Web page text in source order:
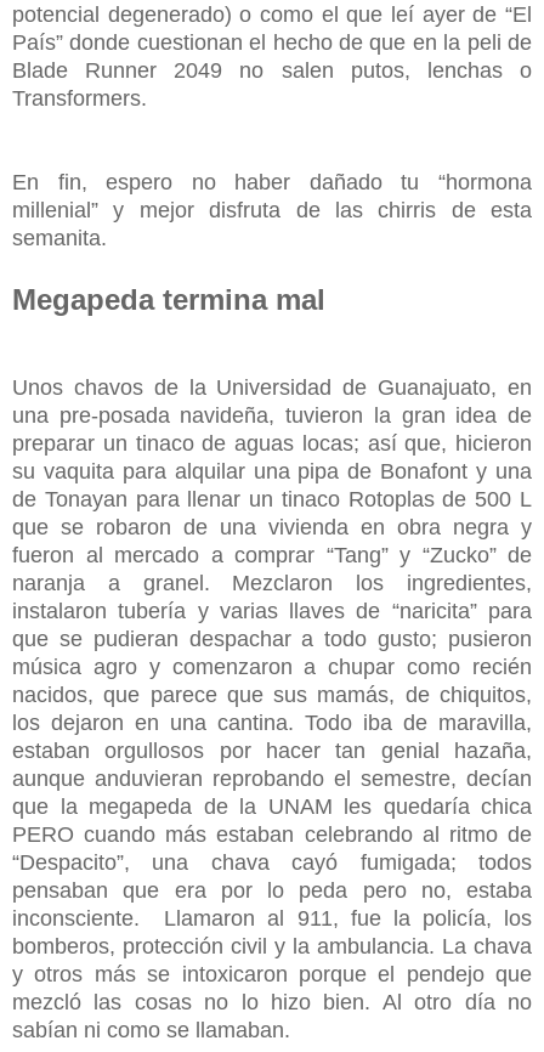
potencial degenerado) o como el que leí ayer de “El
País” donde cuestionan el hecho de que en la peli de
Blade Runner 2049 no salen putos, lenchas o
Transformers.
En fin, espero no haber dañado tu “hormona
millenial” y mejor disfruta de las chirris de esta
semanita.
Megapeda termina mal
Unos chavos de la Universidad de Guanajuato, en
una pre-posada navideña, tuvieron la gran idea de
preparar un tinaco de aguas locas; así que, hicieron
su vaquita para alquilar una pipa de Bonafont y una
de Tonayan para llenar un tinaco Rotoplas de 500 L
que se robaron de una vivienda en obra negra y
fueron al mercado a comprar “Tang” y “Zucko” de
naranja a granel. Mezclaron los ingredientes,
instalaron tubería y varias llaves de “naricita” para
que se pudieran despachar a todo gusto; pusieron
música agro y comenzaron a chupar como recién
nacidos, que parece que sus mamás, de chiquitos,
los dejaron en una cantina. Todo iba de maravilla,
estaban orgullosos por hacer tan genial hazaña,
aunque anduvieran reprobando el semestre, decían
que la megapeda de la UNAM les quedaría chica
PERO cuando más estaban celebrando al ritmo de
“Despacito”, una chava cayó fumigada; todos
pensaban que era por lo peda pero no, estaba
inconsciente. Llamaron al 911, fue la policía, los
bomberos, protección civil y la ambulancia. La chava
y otros más se intoxicaron porque el pendejo que
mezcló las cosas no lo hizo bien. Al otro día no
sabían ni como se llamaban.